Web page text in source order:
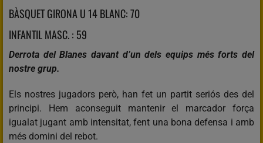
BÀSQUET GIRONA U 14 BLANC: 70
INFANTIL MASC. : 59
Derrota del Blanes davant d’un dels equips més forts del
nostre grup.
Els nostres jugadors però, han fet un partit seriós des del
principi. Hem aconseguit mantenir el marcador força
igualat jugant amb intensitat, fent una bona defensa i amb
més domini del rebot.